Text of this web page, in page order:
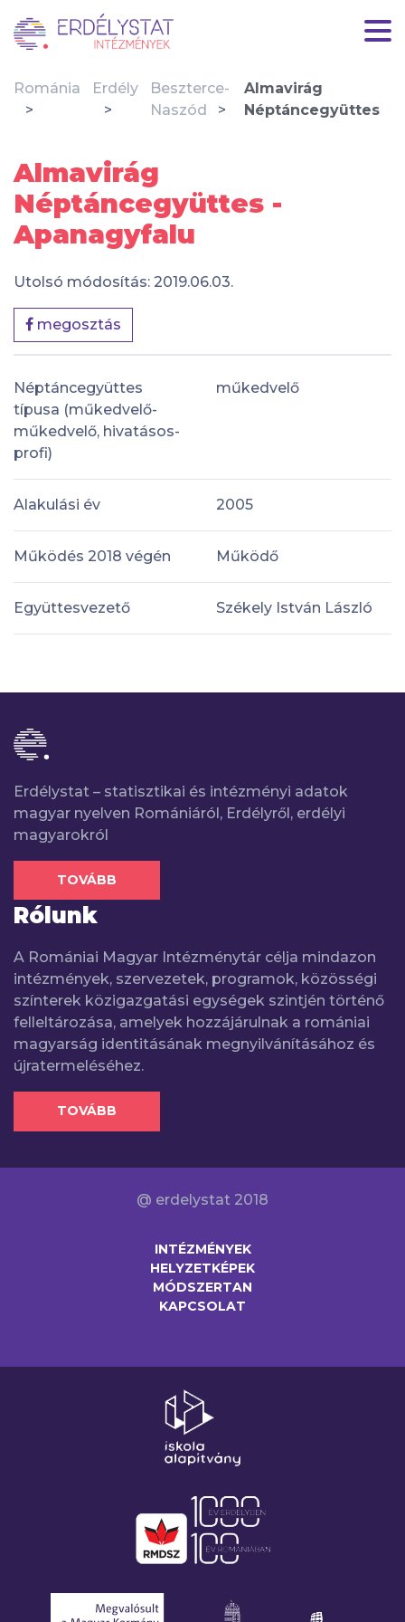
Románia Erdély
Beszterce-
Naszód
Almavirág
Néptáncegyüttes
Almavirág
Néptáncegyüttes -
Apanagyfalu
Utolsó módosítás: 2019.06.03.
megosztás
Néptáncegyüttes
típusa (műkedvelő-
műkedvelő, hivatásos-
profi)
műkedvelő
Alakulási év 2005
Működés 2018 végén Működő
Együttesvezető Székely István László
Erdélystat – statisztikai és intézményi adatok
magyar nyelven Romániáról, Erdélyről, erdélyi
magyarokról
TOVÁBB
Rólunk
A Romániai Magyar Intézménytár célja mindazon
intézmények, szervezetek, programok, közösségi
színterek közigazgatási egységek szintjén történő
felleltározása, amelyek hozzájárulnak a romániai
magyarság identitásának megnyilvánításához és
újratermeléséhez.
TOVÁBB
@ erdelystat 2018
INTÉZMÉNYEK
HELYZETKÉPEK
MÓDSZERTAN
KAPCSOLAT